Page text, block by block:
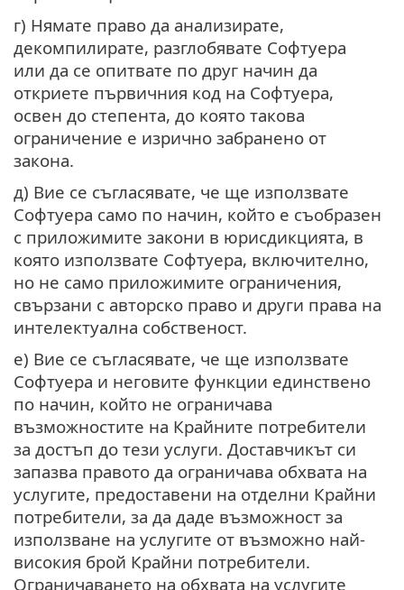
г) Нямате право да анализирате,
декомпилирате, разглобявате Софтуера
или да се опитвате по друг начин да
откриете първичния код на Софтуера,
освен до степента, до която такова
ограничение е изрично забранено от
закона.
д) Вие се съгласявате, че ще използвате
Софтуера само по начин, който е съобразен
с приложимите закони в юрисдикцията, в
която използвате Софтуера, включително,
но не само приложимите ограничения,
свързани с авторско право и други права на
интелектуална собственост.
е) Вие се съгласявате, че ще използвате
Софтуера и неговите функции единствено
по начин, който не ограничава
възможностите на Крайните потребители
за достъп до тези услуги. Доставчикът си
запазва правото да ограничава обхвата на
услугите, предоставени на отделни Крайни
потребители, за да даде възможност за
използване на услугите от възможно най-
високия брой Крайни потребители.
Ограничаването на обхвата на услугите